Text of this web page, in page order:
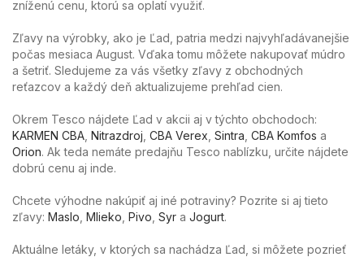
zníženú cenu, ktorú sa oplatí využiť.
Zľavy na výrobky, ako je Ľad, patria medzi najvyhľadávanejšie
počas mesiaca August. Vďaka tomu môžete nakupovať múdro
a šetriť. Sledujeme za vás všetky zľavy z obchodných
reťazcov a každý deň aktualizujeme prehľad cien.
Okrem Tesco nájdete Ľad v akcii aj v týchto obchodoch:
KARMEN CBA Nitrazdroj CBA Verex Sintra CBA Komfos a
Orion. Ak teda nemáte predajňu Tesco nablízku, určite nájdete
dobrú cenu aj inde.
Chcete výhodne nakúpiť aj iné potraviny? Pozrite si aj tieto
zľavy: Maslo Mlieko Pivo Syr a Jogurt.
Aktuálne letáky, v ktorých sa nachádza Ľad, si môžete pozrieť